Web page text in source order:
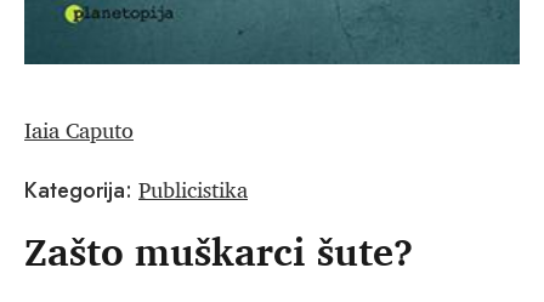
Iaia Caputo
Kategorija: Publicistika
Zašto muškarci šute?